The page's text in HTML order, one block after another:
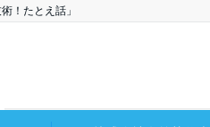
！たとえ話」